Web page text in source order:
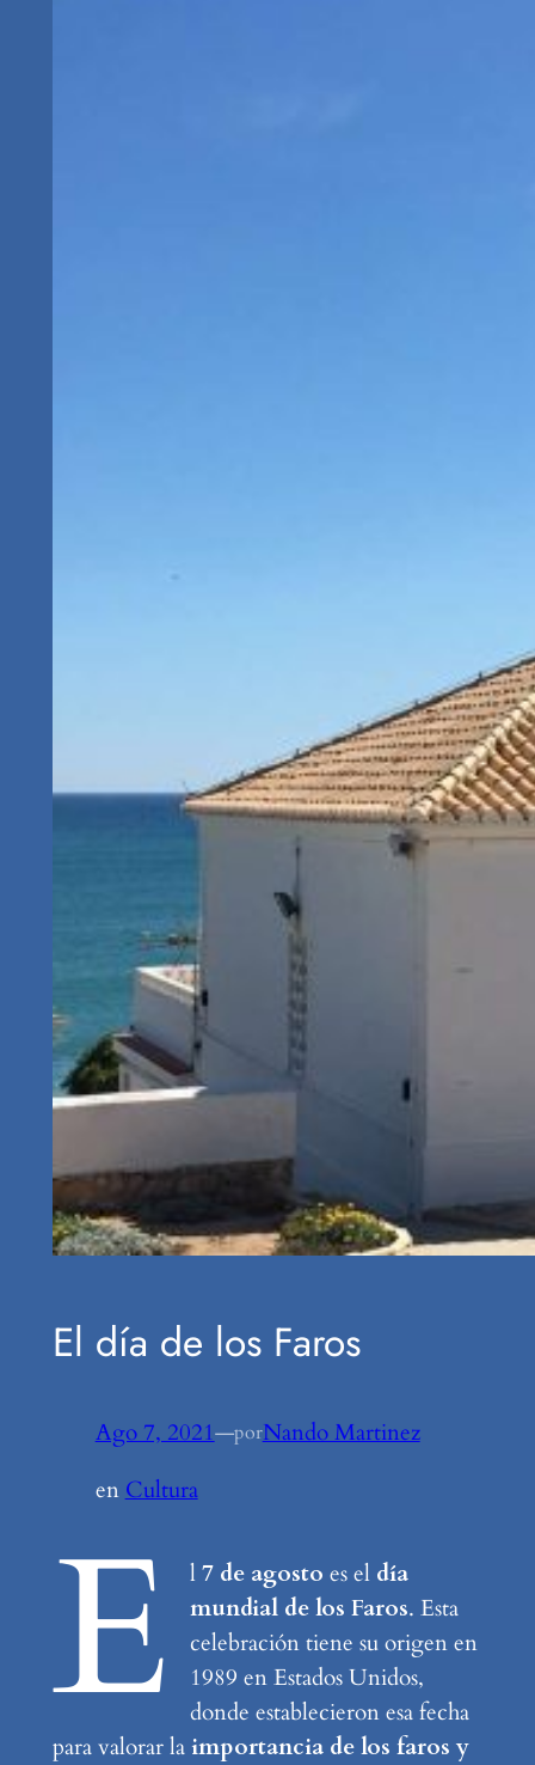
El día de los Faros
Ago 7, 2021—porNando Martinez
en Cultura
E l7 de agosto es el día
mundial de los Faros. Esta
celebración tiene su origen en
1989 en Estados Unidos,
donde establecieron esa fecha
para valorar laimportancia de los faros y